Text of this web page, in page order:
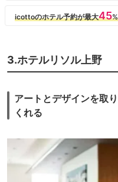
3.ホテルリソル上野
アートとデザインを取
くれる